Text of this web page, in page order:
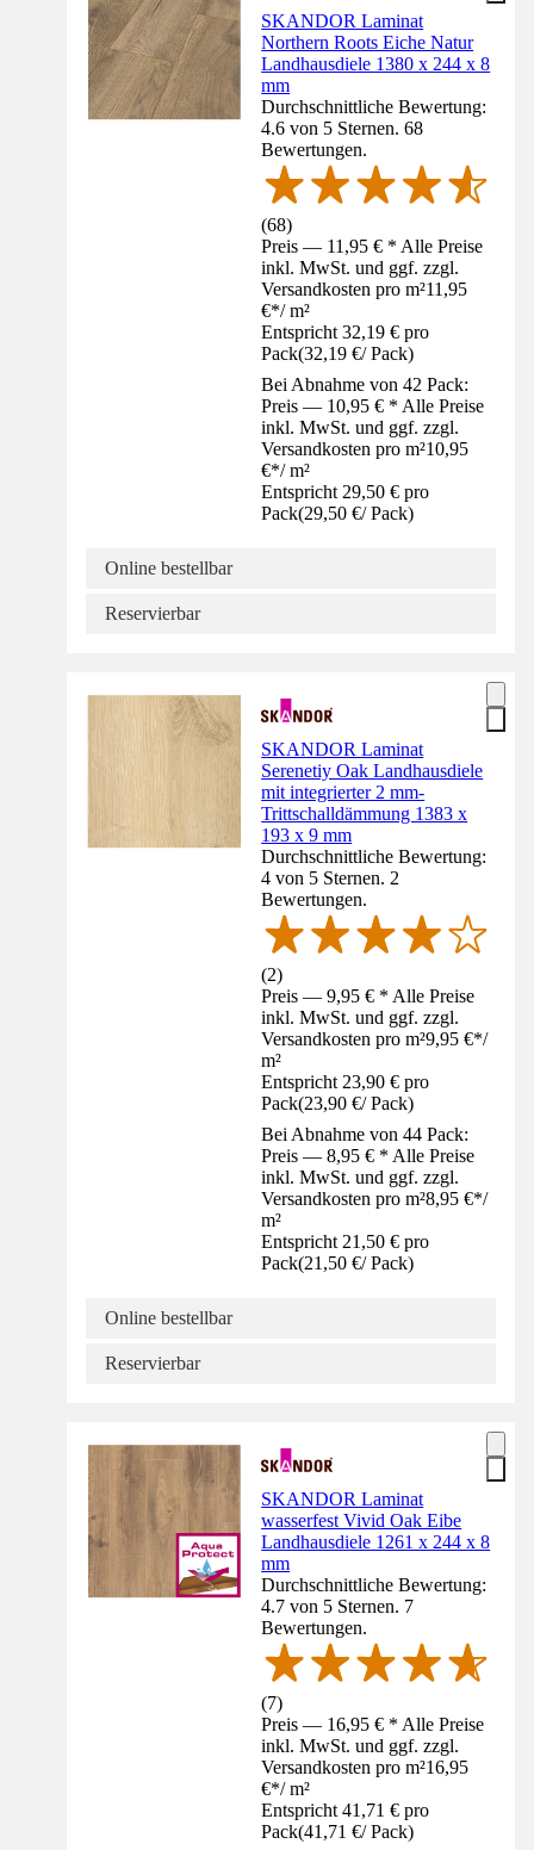
SKANDOR Laminat
Northern Roots Eiche Natur
Landhausdiele 1380 x 244 x 8
mm
Durchschnittliche Bewertung:
4.6 von 5 Sternen. 68
Bewertungen.
(68)
Preis — 11,95 € * Alle Preise
inkl. MwSt. und ggf. zzgl.
Versandkosten pro m²11,95
€*/ m²
Entspricht 32,19 € pro
Pack(32,19 €/ Pack)
Bei Abnahme von 42 Pack:
Preis — 10,95 € * Alle Preise
inkl. MwSt. und ggf. zzgl.
Versandkosten pro m²10,95
€*/ m²
Entspricht 29,50 € pro
Pack(29,50 €/ Pack)
Online bestellbar
Reservierbar
SKANDOR Laminat
Serenetiy Oak Landhausdiele
mit integrierter 2 mm-
Trittschalldämmung 1383 x
193 x 9 mm
Durchschnittliche Bewertung:
4 von 5 Sternen. 2
Bewertungen.
(2)
Preis — 9,95 € * Alle Preise
inkl. MwSt. und ggf. zzgl.
Versandkosten pro m²9,95 €*/
m²
Entspricht 23,90 € pro
Pack(23,90 €/ Pack)
Bei Abnahme von 44 Pack:
Preis — 8,95 € * Alle Preise
inkl. MwSt. und ggf. zzgl.
Versandkosten pro m²8,95 €*/
m²
Entspricht 21,50 € pro
Pack(21,50 €/ Pack)
Online bestellbar
Reservierbar
SKANDOR Laminat
wasserfest Vivid Oak Eibe
Landhausdiele 1261 x 244 x 8
mm
Durchschnittliche Bewertung:
4.7 von 5 Sternen. 7
Bewertungen.
(7)
Preis — 16,95 € * Alle Preise
inkl. MwSt. und ggf. zzgl.
Versandkosten pro m²16,95
€*/ m²
Entspricht 41,71 € pro
Pack(41,71 €/ Pack)